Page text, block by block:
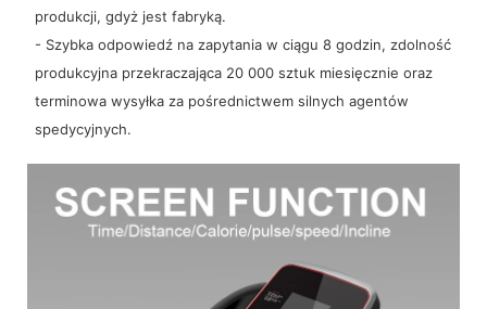
produkcji, gdyż jest fabryką.
- Szybka odpowiedź na zapytania w ciągu 8 godzin, zdolność
produkcyjna przekraczająca 20 000 sztuk miesięcznie oraz
terminowa wysyłka za pośrednictwem silnych agentów
spedycyjnych.